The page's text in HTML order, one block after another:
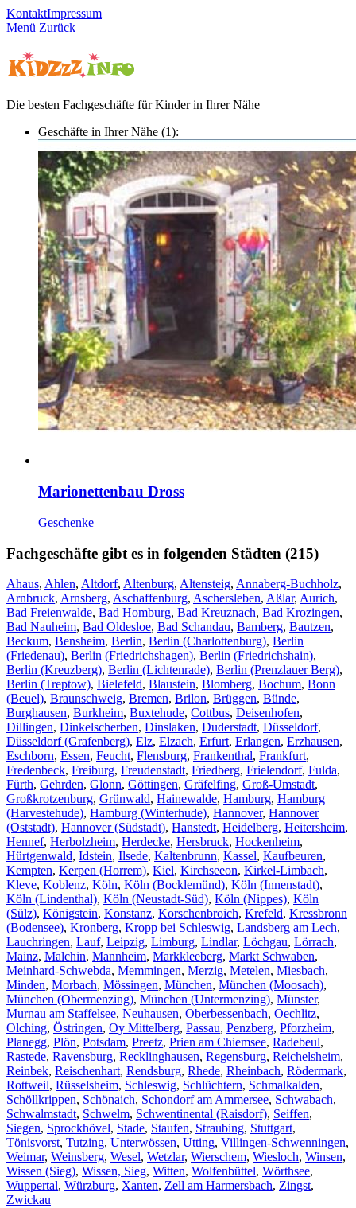
KontaktImpressum
Menü Zurück
Die besten Fachgeschäfte für Kinder in Ihrer Nähe
Geschäfte in Ihrer Nähe (1):
Marionettenbau Dross
Geschenke
Fachgeschäfte gibt es in folgenden Städten (215)
Ahaus, Ahlen, Altdorf, Altenburg, Altensteig, Annaberg-Buchholz,
Arnbruck, Arnsberg, Aschaffenburg, Aschersleben, Aßlar, Aurich,
Bad Freienwalde, Bad Homburg, Bad Kreuznach, Bad Krozingen,
Bad Nauheim, Bad Oldesloe, Bad Schandau, Bamberg, Bautzen,
Beckum, Bensheim, Berlin, Berlin (Charlottenburg), Berlin
(Friedenau), Berlin (Friedrichshagen), Berlin (Friedrichshain),
Berlin (Kreuzberg), Berlin (Lichtenrade), Berlin (Prenzlauer Berg),
Berlin (Treptow), Bielefeld, Blaustein, Blomberg, Bochum, Bonn
(Beuel), Braunschweig, Bremen, Brilon, Brüggen, Bünde,
Burghausen, Burkheim, Buxtehude, Cottbus, Deisenhofen,
Dillingen, Dinkelscherben, Dinslaken, Duderstadt, Düsseldorf,
Düsseldorf (Grafenberg), Elz, Elzach, Erfurt, Erlangen, Erzhausen,
Eschborn, Essen, Feucht, Flensburg, Frankenthal, Frankfurt,
Fredenbeck, Freiburg, Freudenstadt, Friedberg, Frielendorf, Fulda,
Fürth, Gehrden, Glonn, Göttingen, Gräfelfing, Groß-Umstadt,
Großkrotzenburg, Grünwald, Hainewalde, Hamburg, Hamburg
(Harvestehude), Hamburg (Winterhude), Hannover, Hannover
(Oststadt), Hannover (Südstadt), Hanstedt, Heidelberg, Heitersheim,
Hennef, Herbolzheim, Herdecke, Hersbruck, Hockenheim,
Hürtgenwald, Idstein, Ilsede, Kaltenbrunn, Kassel, Kaufbeuren,
Kempten, Kerpen (Horrem), Kiel, Kirchseeon, Kirkel-Limbach,
Kleve, Koblenz, Köln, Köln (Bocklemünd), Köln (Innenstadt),
Köln (Lindenthal), Köln (Neustadt-Süd), Köln (Nippes), Köln
(Sülz), Königstein, Konstanz, Korschenbroich, Krefeld, Kressbronn
(Bodensee), Kronberg, Kropp bei Schleswig, Landsberg am Lech,
Lauchringen, Lauf, Leipzig, Limburg, Lindlar, Löchgau, Lörrach,
Mainz, Malchin, Mannheim, Markkleeberg, Markt Schwaben,
Meinhard-Schwebda, Memmingen, Merzig, Metelen, Miesbach,
Minden, Morbach, Mössingen, München, München (Moosach),
München (Obermenzing), München (Untermenzing), Münster,
Murnau am Staffelsee, Neuhausen, Oberbessenbach, Oechlitz,
Olching, Östringen, Oy Mittelberg, Passau, Penzberg, Pforzheim,
Planegg, Plön, Potsdam, Preetz, Prien am Chiemsee, Radebeul,
Rastede, Ravensburg, Recklinghausen, Regensburg, Reichelsheim,
Reinbek, Reischenhart, Rendsburg, Rhede, Rheinbach, Rödermark,
Rottweil, Rüsselsheim, Schleswig, Schlüchtern, Schmalkalden,
Schöllkrippen, Schönaich, Schondorf am Ammersee, Schwabach,
Schwalmstadt, Schwelm, Schwentinental (Raisdorf), Seiffen,
Siegen, Sprockhövel, Stade, Staufen, Straubing, Stuttgart,
Tönisvorst, Tutzing, Unterwössen, Utting, Villingen-Schwenningen,
Weimar, Weinsberg, Wesel, Wetzlar, Wierschem, Wiesloch, Winsen,
Wissen (Sieg), Wissen, Sieg, Witten, Wolfenbüttel, Wörthsee,
Wuppertal, Würzburg, Xanten, Zell am Harmersbach, Zingst,
Zwickau